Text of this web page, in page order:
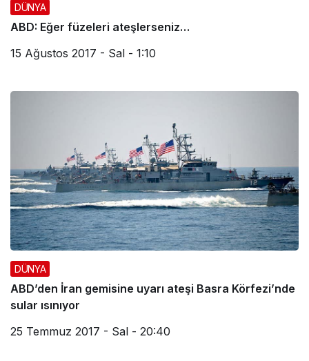
DÜNYA
ABD: Eğer füzeleri ateşlerseniz…
15 Ağustos 2017 - Sal - 1:10
DÜNYA
ABD’den İran gemisine uyarı ateşi Basra Körfezi’nde
sular ısınıyor
25 Temmuz 2017 - Sal - 20:40